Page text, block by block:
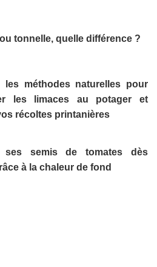
tonnelle, quelle différence ?
les méthodes naturelles pour
les limaces au potager et
récoltes printanières
ses semis de tomates dès
à la chaleur de fond